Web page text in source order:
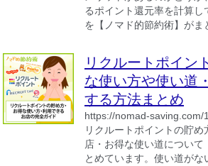
るポイント還元率を計算
を【ノマド的節約術】がま
リクルートポイン
な使い方や使い道
する方法まとめ
https://nomad-saving.com/
リクルートポイントの貯
店・お得な使い道について
とめています。使い道が